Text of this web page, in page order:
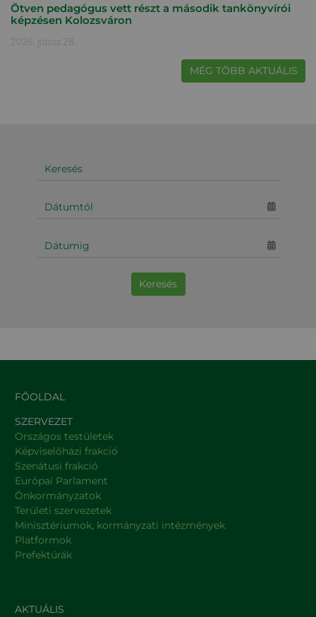
Ötven pedagógus vett részt a második tankönyvírói
képzésen Kolozsváron
2026. július 28.
MÉG TÖBB AKTUÁLIS
Keresés
FŐOLDAL
SZERVEZET
Országos testületek
Képviselőházi frakció
Szenátusi frakció
Európai Parlament
Önkormányzatok
Területi szervezetek
Minisztériumok, kormányzati intézmények
Platformok
Prefektúrák
AKTUÁLIS